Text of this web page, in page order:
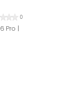
0
Pro |